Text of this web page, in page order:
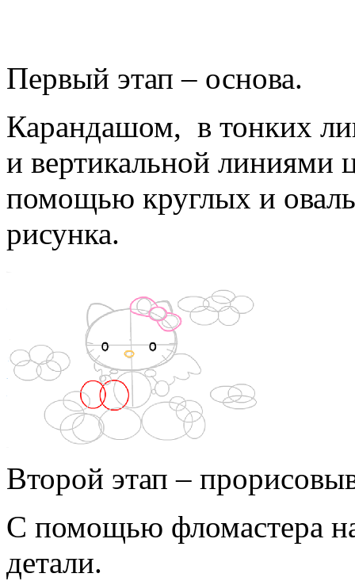
Первый этап – основа.
Карандашом, в тонких
и вертикальной линиями
помощью круглых и
рисунка.
Второй этап –
С помощью фломастера
детали.